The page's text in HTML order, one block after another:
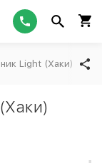
Light (Хаки)